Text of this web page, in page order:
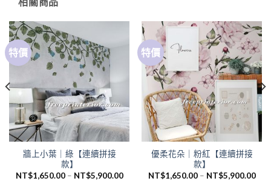
特價
牆上小葉｜綠【連續拼接
款】
NT$1,650.00– NT$5,900.00
特價
優柔花朵｜粉紅【連續拼接
款】
NT$1,650.00– NT$5,900.00